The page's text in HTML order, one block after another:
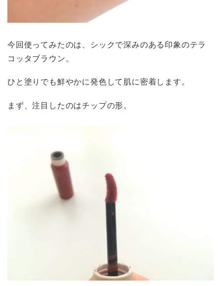
今回使ってみたのは、シックで深みのある印象のテラ
コッタブラウン。
ひと塗りでも鮮やかに発色して肌に密着します。
まず、注目したのはチップの形。